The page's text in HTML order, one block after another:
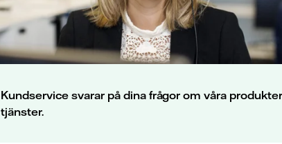
Kundservice svarar på dina frågor om våra
tjänster.